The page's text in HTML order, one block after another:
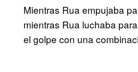
Mientras Rua empujaba
mientras Rua luchaba
el golpe con una